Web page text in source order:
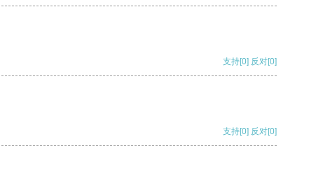
支持[0] 反对[0]
支持[0] 反对[0]